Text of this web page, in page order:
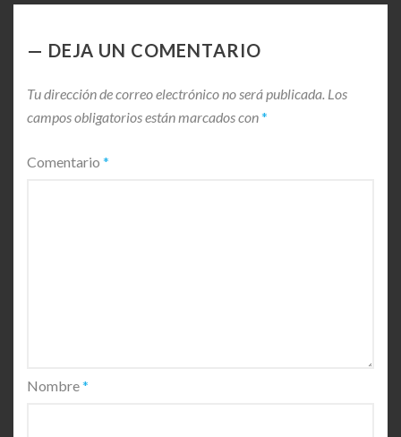
DEJA UN COMENTARIO
Tu dirección de correo electrónico no será publicada. Los
campos obligatorios están marcados con*
Comentario *
Nombre*